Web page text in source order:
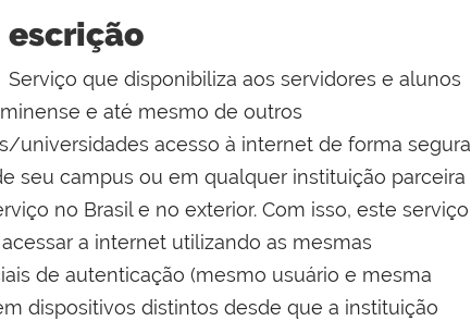
escrição
Serviço que disponibiliza aos servidores e alunos
e até mesmo de outros
universidades acesso à internet de forma segura
seu campus ou em qualquer instituição parceira
no Brasil e no exterior. Com isso, este serviço
a internet utilizando as mesmas
de autenticação (mesmo usuário e mesma
dispositivos distintos desde que a instituição